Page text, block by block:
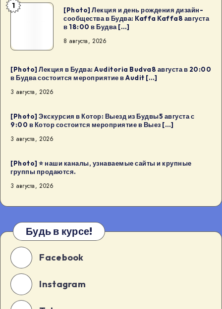
[Photo]
день
дизайн-
сообщества
в
Kaffa
августа
18:00
в
[…]
1
[Photo] Лекция и день рождения дизайн-
сообщества в Будва: Kaffa Kaffa8 августа
в 18:00 в Будва […]
8 августа, 2026
[Photo] Лекция в Будва: Auditoria Budva8 августа в 20:00
в Будва состоится мероприятие в Audit […]
3 августа, 2026
[Photo] Экскурсия в Котор: Выезд из Будвы5 августа с
9:00 в Котор состоится мероприятие в Выез […]
3 августа, 2026
[Photo] ⭐️ наши каналы, узнаваемые сайты и крупные
группы продаются.
3 августа, 2026
Будь в курсе!
Facebook
Instagram